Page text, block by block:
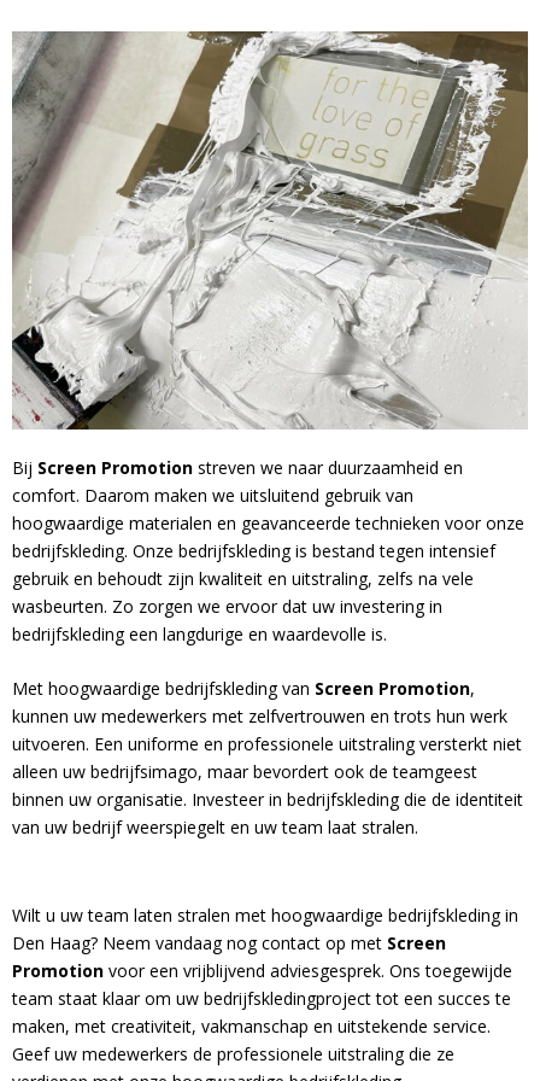
Bij Screen Promotion streven we naar duurzaamheid en
comfort. Daarom maken we uitsluitend gebruik van
hoogwaardige materialen en geavanceerde technieken voor onze
bedrijfskleding. Onze bedrijfskleding is bestand tegen intensief
gebruik en behoudt zijn kwaliteit en uitstraling, zelfs na vele
wasbeurten. Zo zorgen we ervoor dat uw investering in
bedrijfskleding een langdurige en waardevolle is.
Met hoogwaardige bedrijfskleding van Screen Promotion,
kunnen uw medewerkers met zelfvertrouwen en trots hun werk
uitvoeren. Een uniforme en professionele uitstraling versterkt niet
alleen uw bedrijfsimago, maar bevordert ook de teamgeest
binnen uw organisatie. Investeer in bedrijfskleding die de identiteit
van uw bedrijf weerspiegelt en uw team laat stralen.
Wilt u uw team laten stralen met hoogwaardige bedrijfskleding in
Den Haag? Neem vandaag nog contact op met Screen
Promotion voor een vrijblijvend adviesgesprek. Ons toegewijde
team staat klaar om uw bedrijfskledingproject tot een succes te
maken, met creativiteit, vakmanschap en uitstekende service.
Geef uw medewerkers de professionele uitstraling die ze